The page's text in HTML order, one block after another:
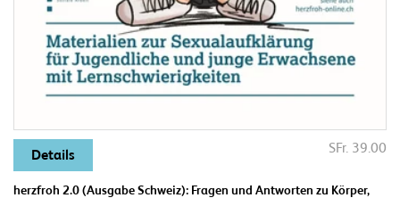
Details SFr. 39.00
herzfroh 2.0 (Ausgabe Schweiz): Fragen und Antworten zu Körper,